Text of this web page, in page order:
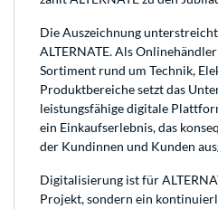
Die Auszeichnung
ALTERNATE. Als
Sortiment rund um Technik,
Produktbereiche setzt das
leistungsfähige digitale
ein Einkaufserlebnis, das
der Kundinnen und Kunden
Digitalisierung ist für
Projekt, sondern ein